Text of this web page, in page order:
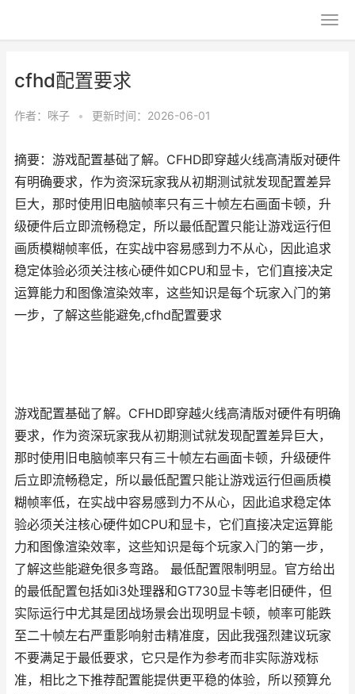
cfhd配置要求
作者： 咪子 • 更新时间：2026-06-01
摘要：游戏配置基础了解。CFHD即穿越火线高清版对硬件
有明确要求，作为资深玩家我从初期测试就发现配置差异
巨大，那时使用旧电脑帧率只有三十帧左右画面卡顿，升
级硬件后立即流畅稳定，所以最低配置只能让游戏运行但
画质模糊帧率低，在实战中容易感到力不从心，因此追求
稳定体验必须关注核心硬件如CPU和显卡，它们直接决定
运算能力和图像渲染效率，这些知识是每个玩家入门的第
一步，了解这些能避免,cfhd配置要求
游戏配置基础了解。CFHD即穿越火线高清版对硬件有明确
要求，作为资深玩家我从初期测试就发现配置差异巨大，
那时使用旧电脑帧率只有三十帧左右画面卡顿，升级硬件
后立即流畅稳定，所以最低配置只能让游戏运行但画质模
糊帧率低，在实战中容易感到力不从心，因此追求稳定体
验必须关注核心硬件如CPU和显卡，它们直接决定运算能
力和图像渲染效率，这些知识是每个玩家入门的第一步，
了解这些能避免很多弯路。 最低配置限制明显。官方给出
的最低配置包括如i3处理器和GT730显卡等老旧硬件，但
实际运行中尤其是团战场景会出现明显卡顿，帧率可能跌
至二十帧左右严重影响射击精准度，因此我强烈建议玩家
不要满足于最低要求，它只是作为参考而非实际游戏标
准，相比之下推荐配置能提供更平稳的体验，所以预算允